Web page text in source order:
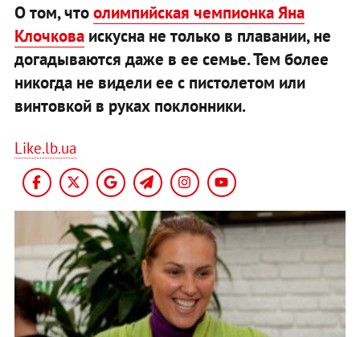
О том, чтоолимпийская чемпионка Яна
Клочковаискусна не только в плавании, не
догадываются даже в ее семье. Тем более
никогда не видели ее с пистолетом или
винтовкой в руках поклонники.
Like.lb.ua